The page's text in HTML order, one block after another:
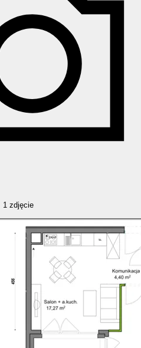
1 zdjęcie